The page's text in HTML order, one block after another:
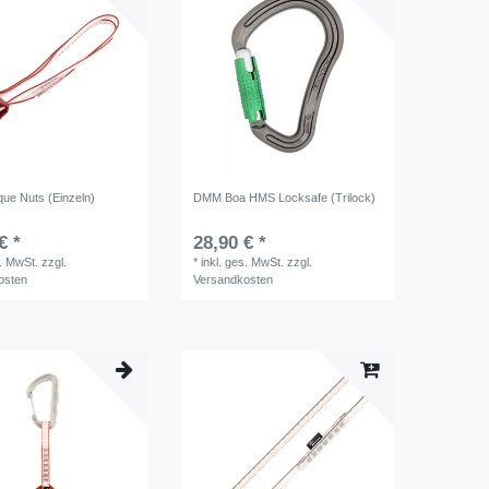
Nuts (Einzeln)
*
MwSt. zzgl.
DMM Boa HMS Locksafe (Trilock)
28,90 € *
*inkl. ges. MwSt. zzgl.
Versandkosten